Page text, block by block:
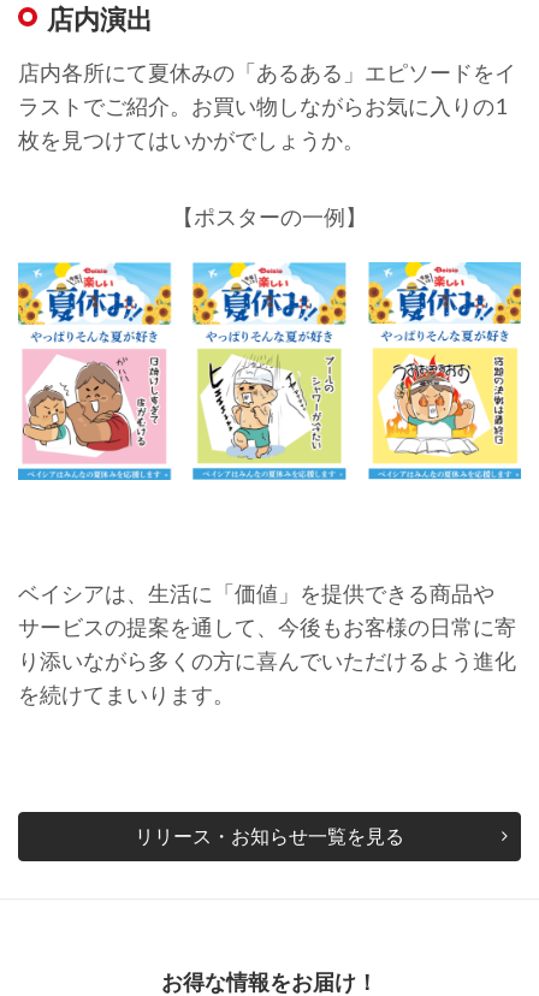
店内演出
店内各所にて夏休みの「あるある」エピソードをイ
ラストでご紹介。お買い物しながらお気に入りの1
枚を見つけてはいかがでしょうか。
【ポスターの一例】
ベイシアは、生活に「価値」を提供できる商品や
サービスの提案を通して、今後もお客様の日常に寄
り添いながら多くの方に喜んでいただけるよう進化
を続けてまいります。
リリース・お知らせ一覧を見る
お得な情報をお届け！